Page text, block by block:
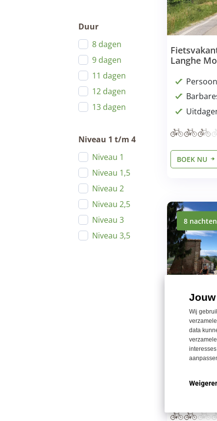
Wij
data
Duur
8 dagen
9 dagen
11 dagen
12 dagen
13 dagen
Niveau 1 t/m 4
Niveau 1
Niveau 1,5
Niveau 2
Niveau 2,5
Niveau 3
Niveau 3,5
Langhe
BOEK NU
8
– 8 dagen